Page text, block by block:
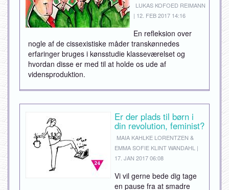
LUKAS KOFOED REIMANN
| 12. FEB 2017 14:16
En refleksion over
nogle af de cissexistiske måder transkønnedes
erfaringer bruges i kønsstudie klasseværelset og
hvordan disse er med til at holde os ude af
vidensproduktion.
Er der plads til børn i
din revolution, feminist?
MAIA KAHLKE LORENTZEN &
EMMA SOFIE KLINT WANDAHL |
17. JAN 2017 06:08
Vi vil gerne bede dig tage
en pause fra at smadre